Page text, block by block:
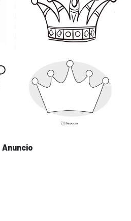
Anuncio